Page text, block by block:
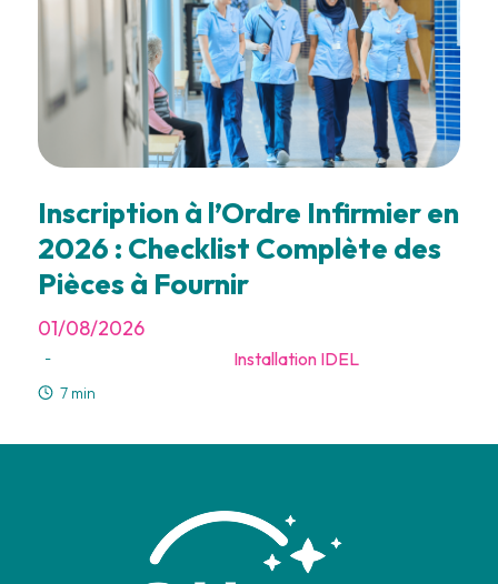
Inscription à l’Ordre Infirmier en
2026 : Checklist Complète des
Pièces à Fournir
01/08/2026
- Installation IDEL
7 min